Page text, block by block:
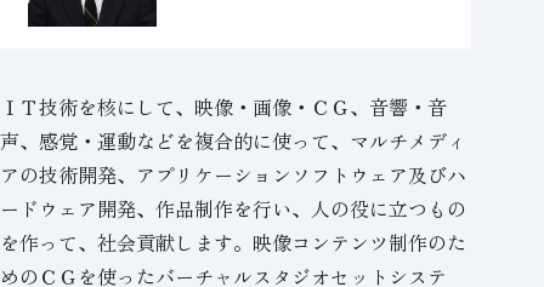
ＩＴ技術を核にして、映像・画像・ＣＧ、音響・音
声、感覚・運動などを複合的に使って、マルチメディ
アの技術開発、アプリケーションソフトウェア及びハ
ードウェア開発、作品制作を行い、人の役に立つもの
を作って、社会貢献します。映像コンテンツ制作のた
めのＣＧを使ったバーチャルスタジオセットシステ